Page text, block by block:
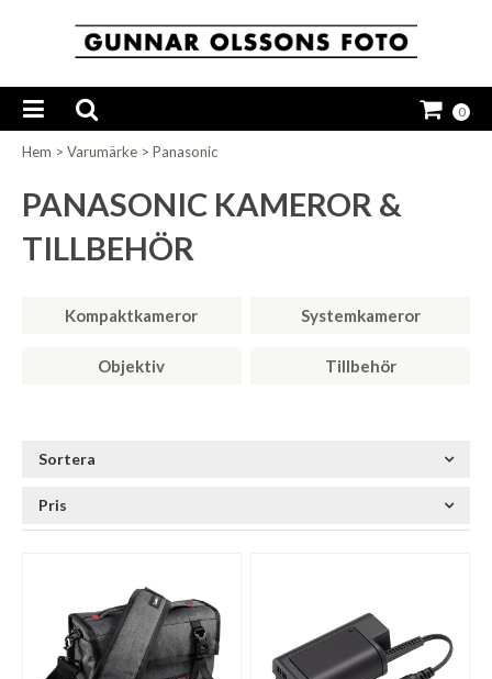
0
Hem > Varumärke > Panasonic
PANASONIC KAMEROR &
TILLBEHÖR
Kompaktkameror Systemkameror
Objektiv Tillbehör
Sortera
Pris